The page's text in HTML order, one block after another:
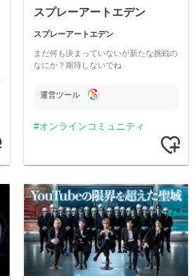
スプレーアートエデン
スプレーアートエデン
まだ何も決まっていないが新たな挑戦の
なにか？期待しないでね
運営ツール
オンラインコミュニティ